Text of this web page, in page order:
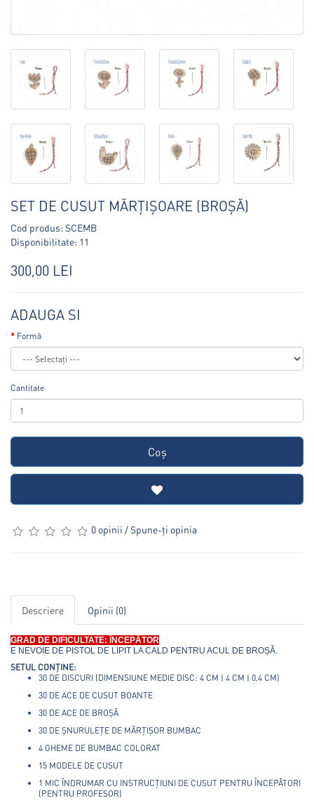
SET DE CUSUT MĂRȚIȘOARE (BROȘĂ)
Cod produs: SCEMB
Disponibilitate: 11
300,00 LEI
ADAUGA SI
Formă
Cantitate
Coş
0 opinii /Spune-ţi opinia
Descriere Opinii (0)
GRAD DE DIFICULTATE: ÎNCEPĂTOR
E NEVOIE DE PISTOL DE LIPIT LA CALD PENTRU ACUL DE BROȘĂ.
SETUL CONȚINE:
30 DE DISCURI (DIMENSIUNE MEDIE DISC: 4 CM | 4 CM | 0,4 CM)
30 DE ACE DE CUSUT BOANTE
30 DE ACE DE BROȘĂ
30 DE ȘNURULEȚE DE MĂRȚIȘOR BUMBAC
4 GHEME DE BUMBAC COLORAT
15 MODELE DE CUSUT
1 MIC ÎNDRUMAR CU INSTRUCȚIUNI DE CUSUT PENTRU ÎNCEPĂTORI
(PENTRU PROFESOR)